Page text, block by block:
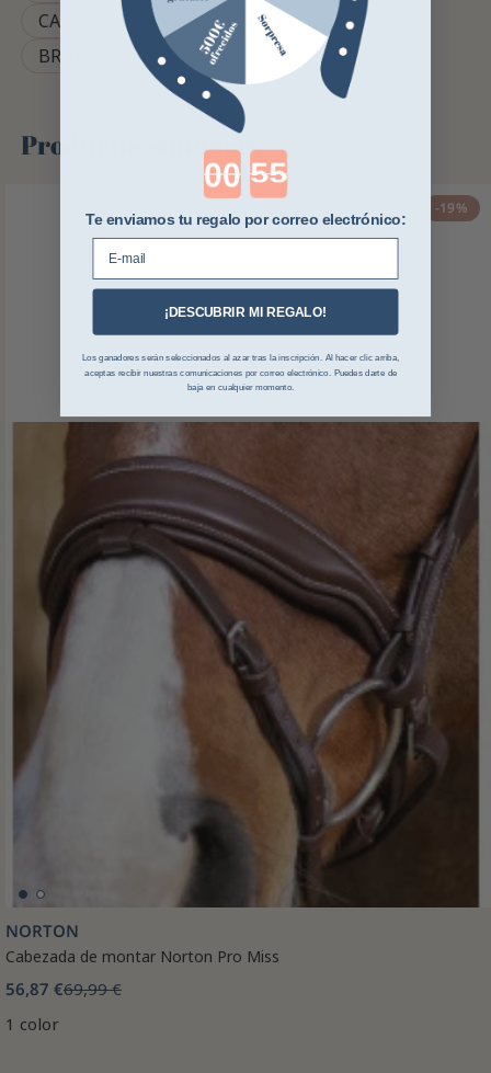
CABEZADA PRIVILÈGE EQUITATION
BRIDA BARNIZADA
Productos similares
-19%
NORTON
Cabezada de montar Norton Pro Miss
56,87 €69,99 €
1 color
Countdown ends in:
Te enviamos tu regalo por correo electrónico:
¡DESCUBRIR MI REGALO!
Los ganadores serán seleccionados al azar tras la inscripción. Al hacer clic arriba,
aceptas recibir nuestras comunicaciones por correo electrónico. Puedes darte de
baja en cualquier momento.